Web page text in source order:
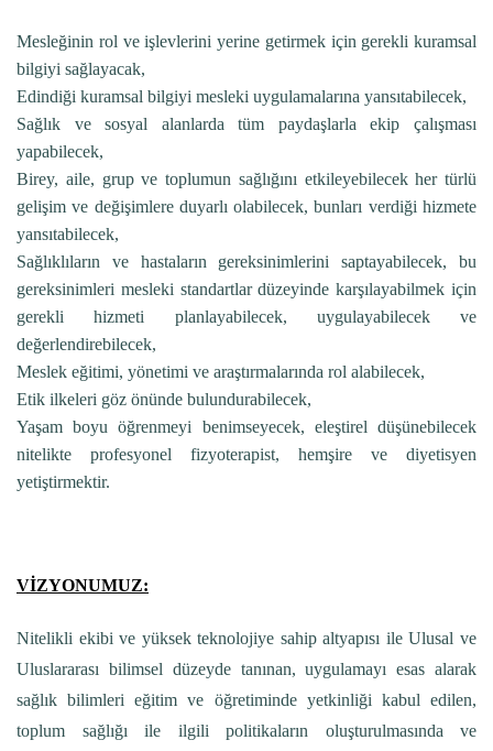
Mesleğinin rol ve işlevlerini yerine getirmek için gerekli kuramsal
bilgiyi sağlayacak,
Edindiği kuramsal bilgiyi mesleki uygulamalarına yansıtabilecek,
Sağlık ve sosyal alanlarda tüm paydaşlarla ekip çalışması
yapabilecek,
Birey, aile, grup ve toplumun sağlığını etkileyebilecek her türlü
gelişim ve değişimlere duyarlı olabilecek, bunları verdiği hizmete
yansıtabilecek,
Sağlıklıların ve hastaların gereksinimlerini saptayabilecek, bu
gereksinimleri mesleki standartlar düzeyinde karşılayabilmek için
gerekli hizmeti planlayabilecek, uygulayabilecek ve
değerlendirebilecek,
Meslek eğitimi, yönetimi ve araştırmalarında rol alabilecek,
Etik ilkeleri göz önünde bulundurabilecek,
Yaşam boyu öğrenmeyi benimseyecek, eleştirel düşünebilecek
nitelikte profesyonel fizyoterapist, hemşire ve diyetisyen
yetiştirmektir.
VİZYONUMUZ:
Nitelikli ekibi ve yüksek teknolojiye sahip altyapısı ile Ulusal ve
Uluslararası bilimsel düzeyde tanınan, uygulamayı esas alarak
sağlık bilimleri eğitim ve öğretiminde yetkinliği kabul edilen,
toplum sağlığı ile ilgili politikaların oluşturulmasında ve